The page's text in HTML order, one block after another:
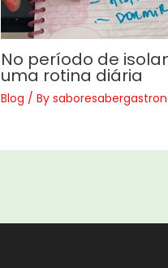
No período de
uma rotina diária
Blog / By